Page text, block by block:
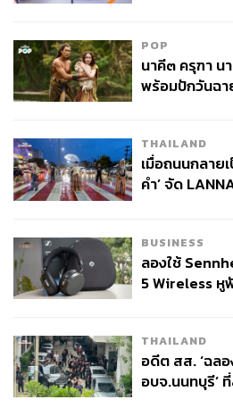
POP
นาคี๓ ครุฑา น
พร้อมปักวันฉา
THAILAND
เมื่อถนนกลาย
คำ’ จัด
BUSINESS
ลองใช้
5 Wireless หู
THAILAND
อดีต สส. ‘ฉลอ
อบจ.นนทบุรี’